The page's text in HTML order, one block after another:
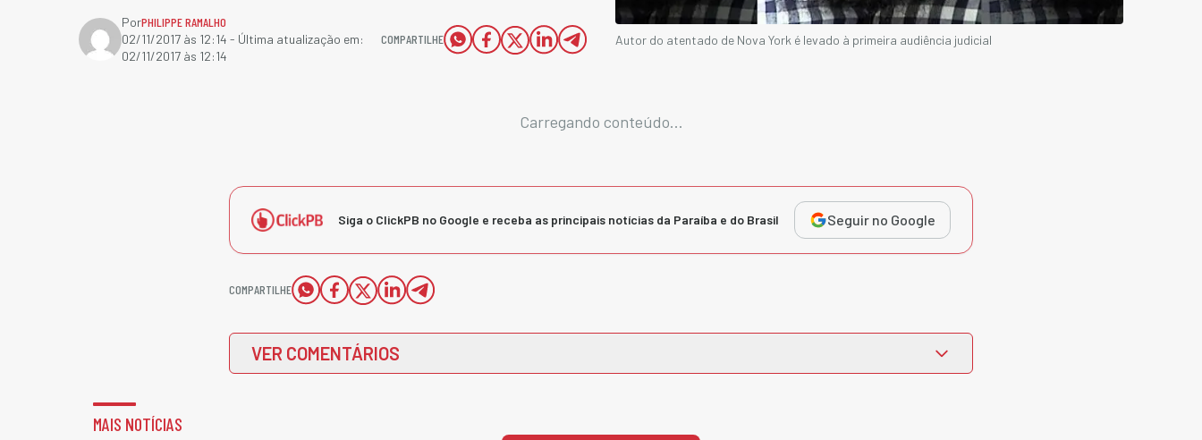
PorPHILIPPE RAMALHO
02/11/2017 às 12:14 - Última atualização em:
02/11/2017 às 12:14
COMPARTILHE Autor do atentado de Nova York é levado à primeira audiência judicial
Carregando conteúdo...
Siga o ClickPB no Google e receba as principais notícias da Paraíba e do Brasil Seguir no Google
COMPARTILHE
VER COMENTÁRIOS
MAIS NOTÍCIAS